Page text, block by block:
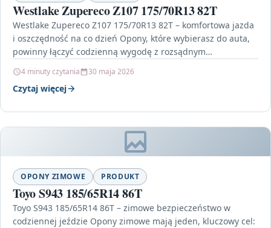
Westlake Zupereco Z107 175/70R13 82T
Westlake Zupereco Z107 175/70R13 82T – komfortowa jazda
i oszczędność na co dzień Opony, które wybierasz do auta,
powinny łączyć codzienną wygodę z rozsądnym…
4 minuty czytania 30 maja 2026
Czytaj więcej
OPONY ZIMOWE PRODUKT
Toyo S943 185/65R14 86T
Toyo S943 185/65R14 86T – zimowe bezpieczeństwo w
codziennej jeździe Opony zimowe mają jeden, kluczowy cel: